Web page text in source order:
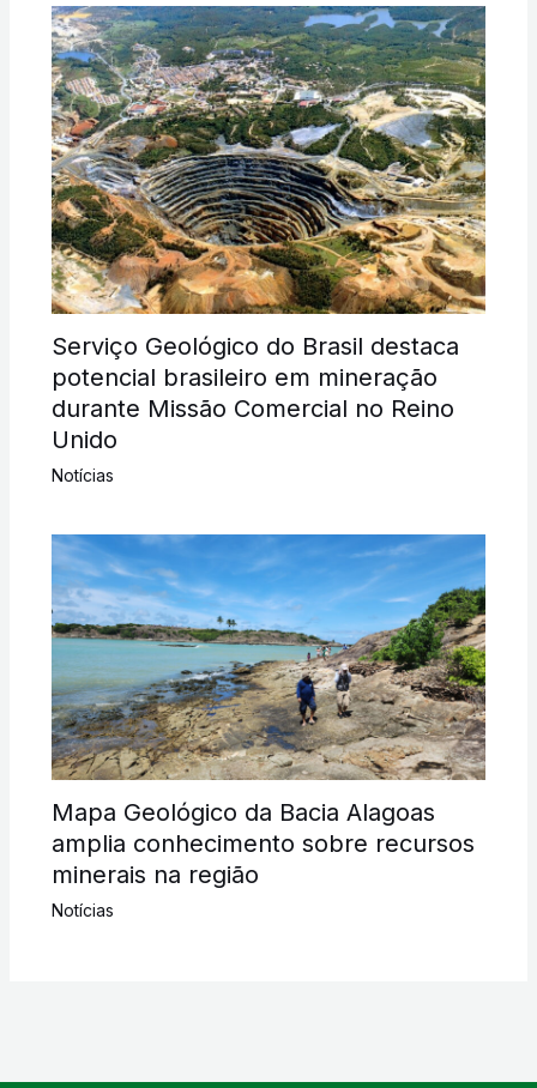
Serviço Geológico do Brasil destaca
potencial brasileiro em mineração
durante Missão Comercial no Reino
Unido
Notícias
Mapa Geológico da Bacia Alagoas
amplia conhecimento sobre recursos
minerais na região
Notícias